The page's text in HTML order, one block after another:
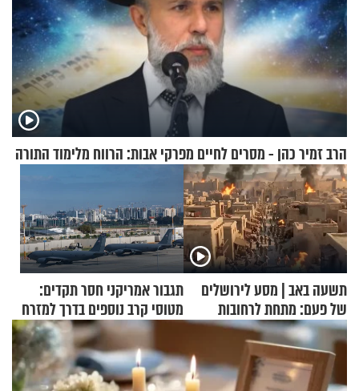
הרב זמיר כהן - מסרים לחיים מפרקי אבות: הרווח מלימוד התורה
תשעה באב | מסע לירושלים
של פעם: מתחת לרחובות
ירושלים
תגבור אמריקני חסר תקדים:
מטוסי קרב נוספים בדרך למזרח
התיכון